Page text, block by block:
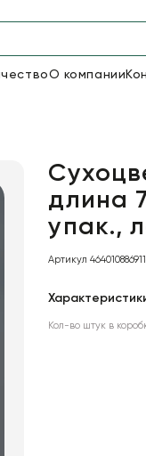
О компании
Пленка
длина
упак.,
Артикул
Кол-во штук в